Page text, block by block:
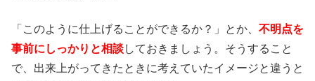
「このように仕上げることができるか？」とか、 不明点を
事前にしっかりと相談しておきましょう。そうすること
で、出来上がってきたときに考えていたイメージと違うと